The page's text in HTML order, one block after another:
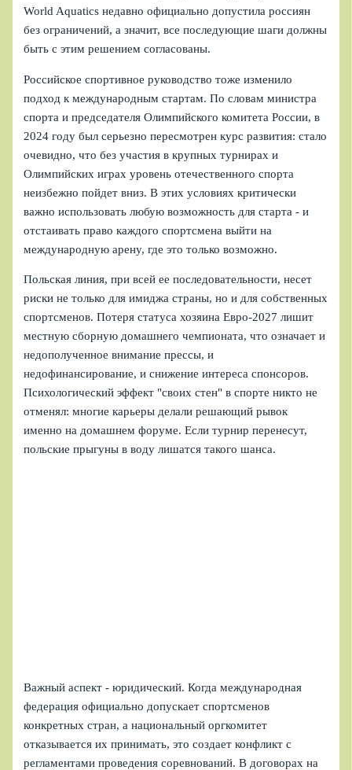
World Aquatics недавно официально допустила россиян
без ограничений, а значит, все последующие шаги должны
быть с этим решением согласованы.
Российское спортивное руководство тоже изменило
подход к международным стартам. По словам министра
спорта и председателя Олимпийского комитета России, в
2024 году был серьезно пересмотрен курс развития: стало
очевидно, что без участия в крупных турнирах и
Олимпийских играх уровень отечественного спорта
неизбежно пойдет вниз. В этих условиях критически
важно использовать любую возможность для старта - и
отстаивать право каждого спортсмена выйти на
международную арену, где это только возможно.
Польская линия, при всей ее последовательности, несет
риски не только для имиджа страны, но и для собственных
спортсменов. Потеря статуса хозяина Евро-2027 лишит
местную сборную домашнего чемпионата, что означает и
недополученное внимание прессы, и
недофинансирование, и снижение интереса спонсоров.
Психологический эффект "своих стен" в спорте никто не
отменял: многие карьеры делали решающий рывок
именно на домашнем форуме. Если турнир перенесут,
польские прыгуны в воду лишатся такого шанса.
Важный аспект - юридический. Когда международная
федерация официально допускает спортсменов
конкретных стран, а национальный оргкомитет
отказывается их принимать, это создает конфликт с
регламентами проведения соревнований. В договорах на